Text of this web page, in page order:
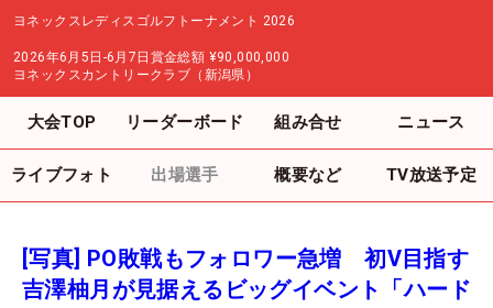
ヨネックスレディスゴルフトーナメント 2026
2026年6月5日-6月7日 賞金総額 ¥90,000,000
ヨネックスカントリークラブ（新潟県）
大会TOP リーダーボード 組み合せ ニュース
ライブフォト 出場選手 概要など TV放送予定
[写真] PO敗戦もフォロワー急増 初V目指す
吉澤柚月が見据えるビッグイベント「ハード